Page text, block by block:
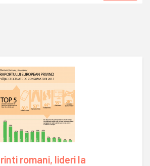
romani, lideri la